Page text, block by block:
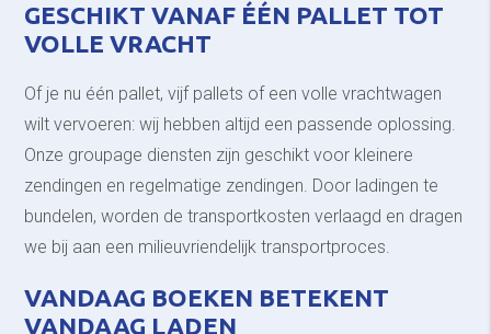
GESCHIKT VANAF ÉÉN PALLET TOT
VOLLE VRACHT
Of je nu één pallet, vijf pallets of een volle vrachtwagen
wilt vervoeren: wij hebben altijd een passende oplossing.
Onze groupage diensten zijn geschikt voor kleinere
zendingen en regelmatige zendingen. Door ladingen te
bundelen, worden de transportkosten verlaagd en dragen
we bij aan een milieuvriendelijk transportproces.
VANDAAG BOEKEN BETEKENT
VANDAAG LADEN